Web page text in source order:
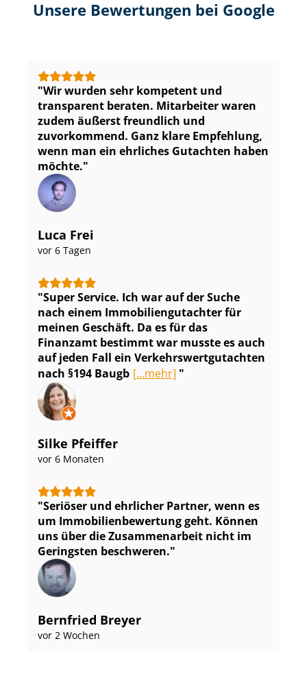
Unsere Bewertungen bei Google
Wir wurden sehr kompetent und
transparent beraten. Mitarbeiter waren
zudem äußerst freundlich und
zuvorkommend. Ganz klare Empfehlung,
wenn man ein ehrliches Gutachten haben
möchte.
Luca Frei
vor 6 Tagen
Super Service. Ich war auf der Suche
nach einem Im­mo­bi­li­en­gut­ach­ter für
meinen Geschäft. Da es für das
Finanzamt bestimmt war musste es auch
auf jeden Fall ein Ver­kehrs­wert­gut­ach­ten
nach §194 Baugb [...mehr]
Silke Pfeiffer
vor 6 Monaten
Seriöser und ehrlicher Partner, wenn es
um Im­mo­bi­li­en­be­wer­tung geht. Können
uns über die Zusammenarbeit nicht im
Geringsten beschweren.
Bernfried Breyer
vor 2 Wochen